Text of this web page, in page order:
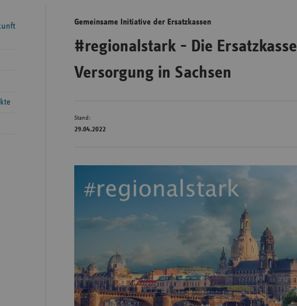
Gemeinsame Initiative der Ersatzkassen
#regionalstark - Die
Versorgung in Sachsen
Stand:
29.04.2022